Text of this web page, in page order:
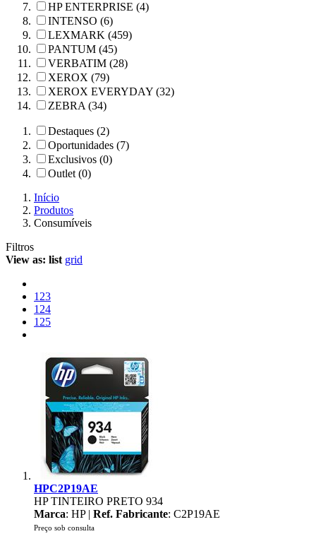
HP ENTERPRISE (4)
INTENSO (6)
LEXMARK (459)
PANTUM (45)
VERBATIM (28)
XEROX (79)
XEROX EVERYDAY (32)
ZEBRA (34)
Destaques (2)
Oportunidades (7)
Exclusivos (0)
Outlet (0)
Início
Produtos
Consumíveis
Filtros
View as: list grid
123
124
125
HPC2P19AE
HP TINTEIRO PRETO 934
Marca: HP | Ref. Fabricante: C2P19AE
Preço sob consulta